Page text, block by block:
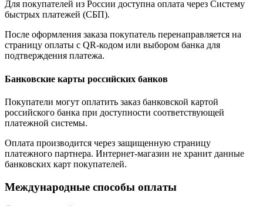
Для покупателей из России доступна оплата через Систему
быстрых платежей (СБП).
После оформления заказа покупатель перенаправляется на
страницу оплаты с QR-кодом или выбором банка для
подтверждения платежа.
Банковские карты российских банков
Покупатели могут оплатить заказ банковской картой
российского банка при доступности соответствующей
платежной системы.
Оплата производится через защищенную страницу
платежного партнера. Интернет-магазин не хранит данные
банковских карт покупателей.
Международные способы оплаты